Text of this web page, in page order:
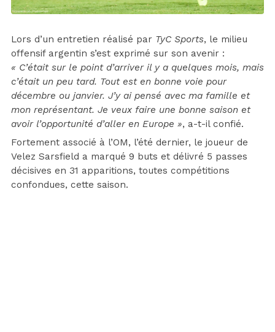
Lors d’un entretien réalisé par TyC Sports, le milieu
offensif argentin s’est exprimé sur son avenir :
« C’était sur le point d’arriver il y a quelques mois, mais
c’était un peu tard. Tout est en bonne voie pour
décembre ou janvier. J’y ai pensé avec ma famille et
mon représentant. Je veux faire une bonne saison et
avoir l’opportunité d’aller en Europe », a-t-il confié.
Fortement associé à l’OM, l’été dernier, le joueur de
Velez Sarsfield a marqué 9 buts et délivré 5 passes
décisives en 31 apparitions, toutes compétitions
confondues, cette saison.